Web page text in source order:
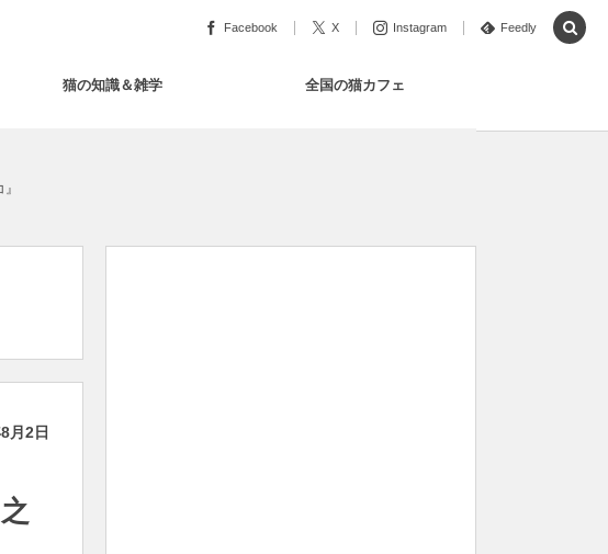
Facebook X Instagram Feedly
猫の知識＆雑学 全国の猫カフェ
月2日